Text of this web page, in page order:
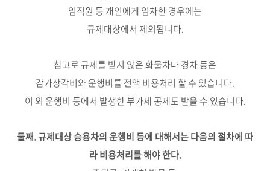
임직원 등 개인에게 임차한 경우에는
규제대상에서 제외됩니다.
참고로 규제를 받지 않은 화물차나 경차 등은
감가상각비와 운행비를 전액 비용처리 할 수 있습니다.
이 외 운행비 등에서 발생한 부가세 공제도 받을 수 있습니다.
둘째. 규제대상 승용차의 운행비 등에 대해서는 다음의 절차에 따
라 비용처리를 해야 한다.